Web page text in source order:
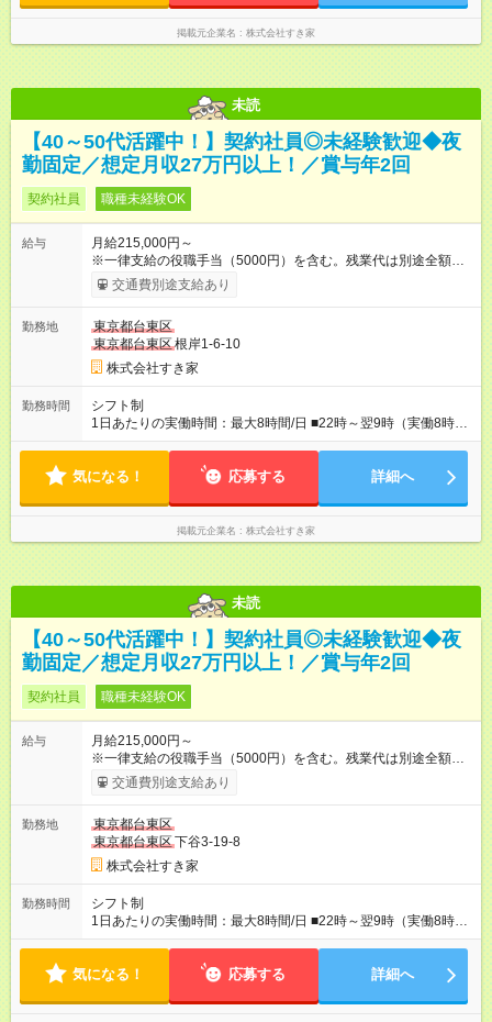
掲載元企業名 株式会社すき家
未読
【40～50代活躍中！】契約社員◎未経験歓迎◆夜
勤固定／想定月収27万円以上！／賞与年2回
契約社員 職種未経験OK
給与
月給215,000円～
※一律支給の役職手当（5000円）を含む。残業代は別途全額支
給。 ※深夜勤務手当は、残業時間等により変動します。 ※想定
月収27万円以上 ※最大4回昇給のチャンスあり ※賞与年2回支給
交通費別途支給あり
勤務地
東京都台東区
東京都台東区根岸1-6-10
株式会社すき家
勤務時間
シフト制
1日あたりの実働時間：最大8時間/日 ■22時～翌9時（実働8時
間） ※上記はあくまでも一例です。店舗により、時間が前後す
のシフトを組んでいます。 ★各店舗のサポートのために本社に
気になる！ 応募する 詳細へ
掲載元企業名 株式会社すき家
未読
【40～50代活躍中！】契約社員◎未経験歓迎◆夜
勤固定／想定月収27万円以上！／賞与年2回
契約社員 職種未経験OK
給与
月給215,000円～
※一律支給の役職手当（5000円）を含む。残業代は別途全額支
給。 ※深夜勤務手当は、残業時間等により変動します。 ※想定
月収27万円以上 ※最大4回昇給のチャンスあり ※賞与年2回支給
交通費別途支給あり
勤務地
東京都台東区
東京都台東区下谷3-19-8
株式会社すき家
勤務時間
シフト制
1日あたりの実働時間：最大8時間/日 ■22時～翌9時（実働8時
間） ※上記はあくまでも一例です。店舗により、時間が前後す
のシフトを組んでいます。 ★各店舗のサポートのために本社に
気になる！ 応募する 詳細へ